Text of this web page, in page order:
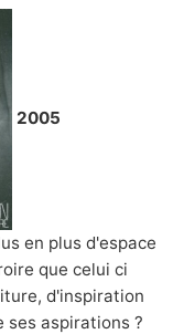
2005
en plus d'espace
que celui ci
d'inspiration
ses aspirations ?